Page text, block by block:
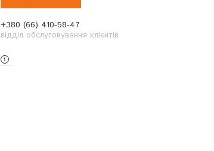
+380 (66) 410-58-47
відділ обслуговування клієнтів